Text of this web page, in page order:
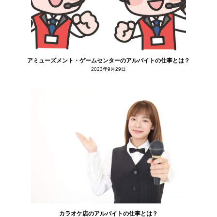
アミューズメント・ゲームセンターのアルバイトの仕事とは？
2023年9月29日
カラオケ店のアルバイトの仕事とは？